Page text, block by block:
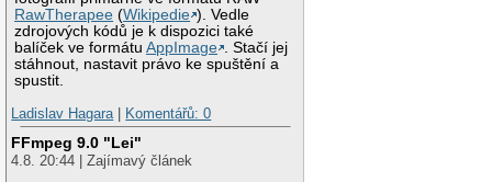
RawTherapee (Wikipedie ). Vedle
zdrojových kódů je k dispozici také
balíček ve formátuAppImage . Stačí jej
stáhnout, nastavit právo ke spuštění a
spustit.
Ladislav Hagara| Komentářů: 0
FFmpeg 9.0 "Lei"
4.8. 20:44 | Zajímavý článek